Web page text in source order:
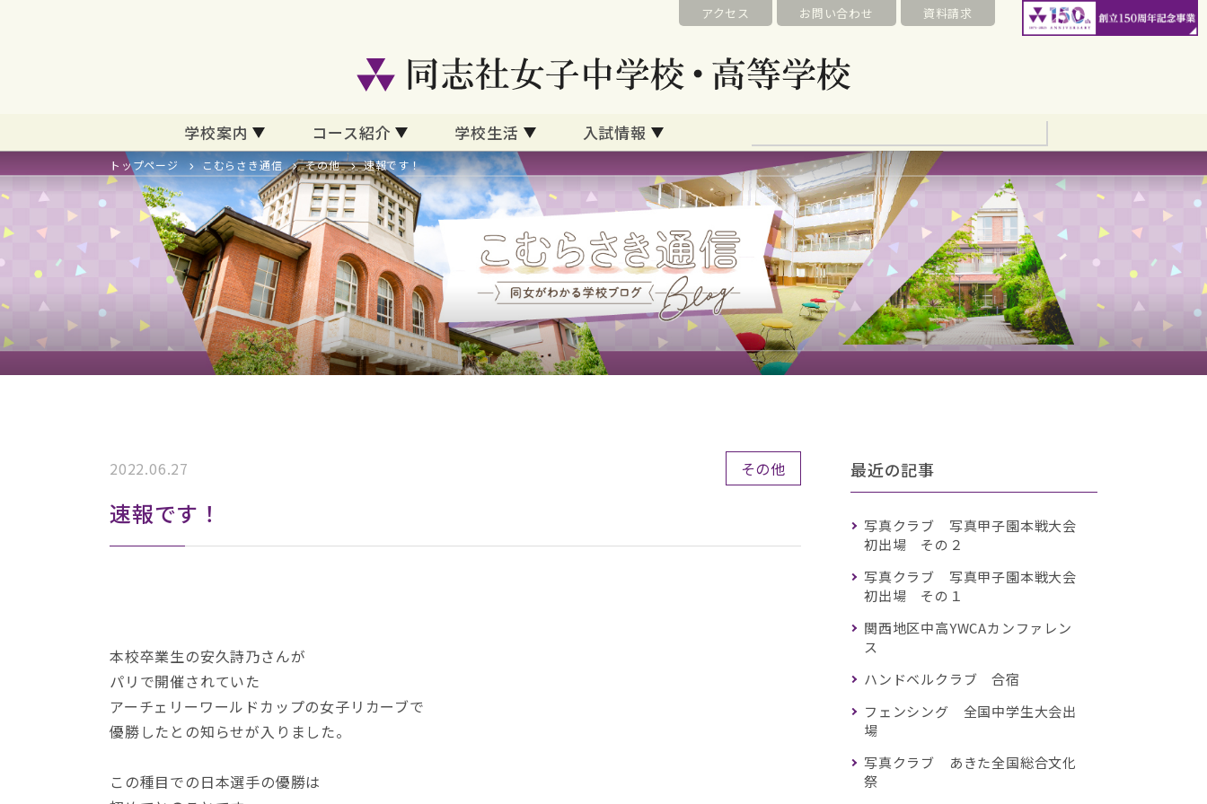
アクセス お問い合わせ 資料請求
学校案内 コース紹介 学校生活 入試情報
トップページ こむらさき通信 その他 速報です！
2022.06.27 その他
速報です！
本校卒業生の安久詩乃さんが
パリで開催されていた
アーチェリーワールドカップの女子リカーブで
優勝したとの知らせが入りました。
この種目での日本選手の優勝は
最近の記事
写真クラブ 写真甲子園本戦大会
初出場 その２
写真クラブ 写真甲子園本戦大会
初出場 その１
関西地区中高YWCAカンファレン
ス
ハンドベルクラブ 合宿
フェンシング 全国中学生大会出
場
写真クラブ あきた全国総合文化
祭